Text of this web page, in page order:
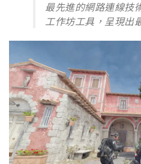
最先進的網路連線技
工作坊工具，呈現出